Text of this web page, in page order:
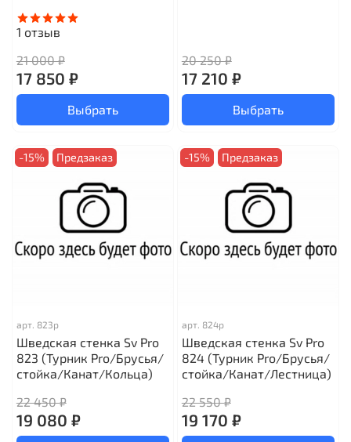
1 отзыв
21 000 ₽
17 850 ₽
Выбрать
20 250 ₽
17 210 ₽
Выбрать
-15% Предзаказ
арт. 823р
Шведская стенка Sv Pro
823 (Турник Pro/Брусья/
стойка/Канат/Кольца)
22 450 ₽
19 080 ₽
-15% Предзаказ
арт. 824р
Шведская стенка Sv Pro
824 (Турник Pro/Брусья/
стойка/Канат/Лестница)
22 550 ₽
19 170 ₽